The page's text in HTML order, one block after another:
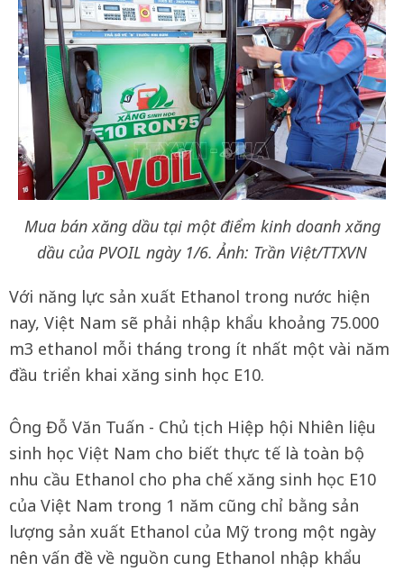
Mua bán xăng dầu tại một điểm kinh doanh xăng
dầu của PVOIL ngày 1/6. Ảnh: Trần Việt/TTXVN
Với năng lực sản xuất Ethanol trong nước hiện
nay, Việt Nam sẽ phải nhập khẩu khoảng 75.000
m3 ethanol mỗi tháng trong ít nhất một vài năm
đầu triển khai xăng sinh học E10.
Ông Đỗ Văn Tuấn - Chủ tịch Hiệp hội Nhiên liệu
sinh học Việt Nam cho biết thực tế là toàn bộ
nhu cầu Ethanol cho pha chế xăng sinh học E10
của Việt Nam trong 1 năm cũng chỉ bằng sản
lượng sản xuất Ethanol của Mỹ trong một ngày
nên vấn đề về nguồn cung Ethanol nhập khẩu